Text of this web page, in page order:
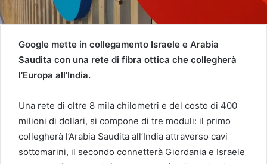
Google mette in collegamento Israele e Arabia
Saudita con una rete di fibra ottica che collegherà
l’Europa all’India.
Una rete di oltre 8 mila chilometri e del costo di 400
milioni di dollari, si compone di tre moduli: il primo
collegherà l’Arabia Saudita all’India attraverso cavi
sottomarini, il secondo connetterà Giordania e Israele